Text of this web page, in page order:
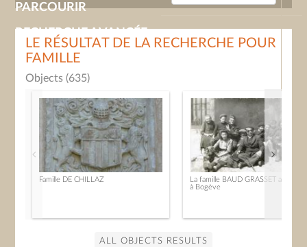
PARCOURIR
RECHERCHE AVANCÉE
GALERIE
CONTACT
LE RÉSULTAT DE LA RECHERCHE POUR
FAMILLE
Objects (635)
Famille DE CHILLAZ
La famille BAUD GRASSET au
à Bogève
ALL OBJECTS RESULTS